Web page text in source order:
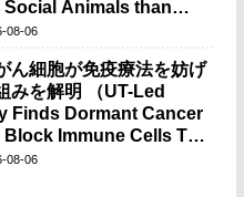
Social Animals than
Thought）
08-06
ん細胞が免疫療法を妨げ
みを解明 （UT-Led
Finds Dormant Cancer
Block Immune Cells To
Immunotherapy）
08-06